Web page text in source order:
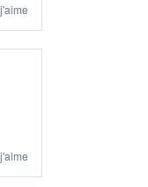
j'aime
j'aime